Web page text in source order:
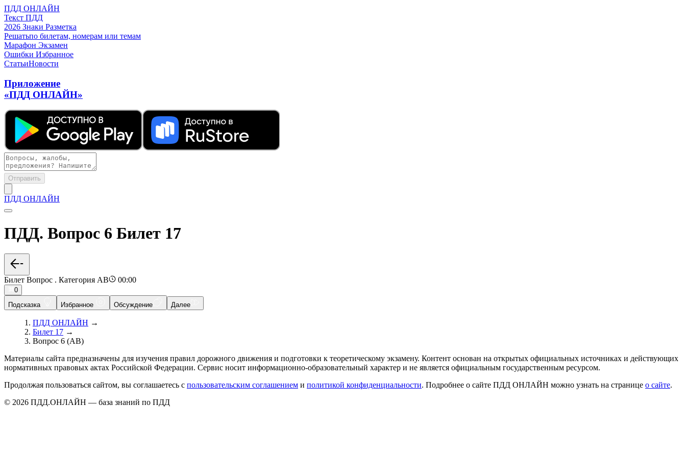
ПДД ОНЛАЙН
Текст ПДД
2026 Знаки Разметка
Решатьпо билетам, номерам или темам
Марафон Экзамен
Ошибки Избранное
СтатьиНовости
Приложение
«ПДД ОНЛАЙН»
Отправить
ПДД ОНЛАЙН
ПДД. Вопрос 6 Билет 17
Билет Вопрос . Категория AB 00:00
0
Подсказка
Избранное Обсуждение Далее
ПДД ОНЛАЙН →
Билет 17 →
Вопрос 6 (AB)
Материалы сайта предназначены для изучения правил дорожного движения и подготовки к теоретическому экзамену. Контент основан на открытых официальных источниках и действующих
нормативных правовых актах Российской Федерации. Сервис носит информационно-образовательный характер и не является официальным государственным ресурсом.
Продолжая пользоваться сайтом, вы соглашаетесь с пользовательским соглашением и политикой конфиденциальности. Подробнее о сайте ПДД ОНЛАЙН можно узнать на странице о сайте.
© 2026 ПДД.ОНЛАЙН — база знаний по ПДД